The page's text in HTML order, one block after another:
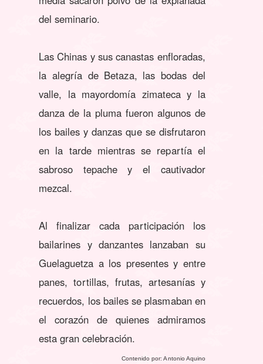
del seminario.
Las Chinas y sus canastas enfloradas,
la alegría de Betaza, las bodas del
valle, la mayordomía zimateca y la
danza de la pluma fueron algunos de
los bailes y danzas que se disfrutaron
en la tarde mientras se repartía el
sabroso tepache y el cautivador
mezcal.
Al finalizar cada participación los
bailarines y danzantes lanzaban su
Guelaguetza a los presentes y entre
panes, tortillas, frutas, artesanías y
recuerdos, los bailes se plasmaban en
el corazón de quienes admiramos
esta gran celebración.
Contenido por: Antonio Aquino